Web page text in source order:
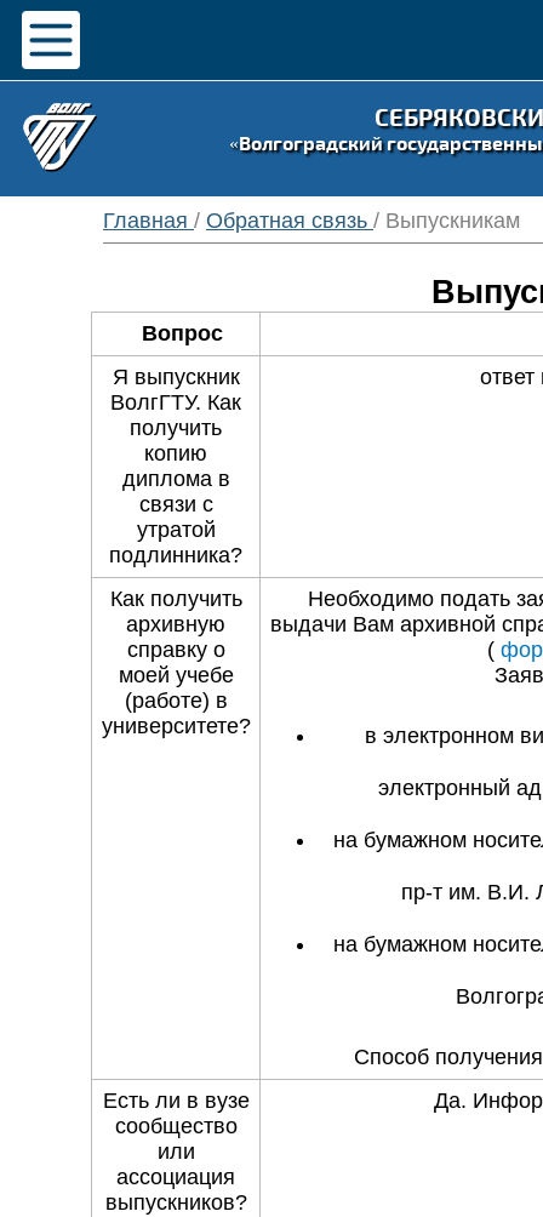
«Волгоградский
Главная/ Обратная связь/ Выпускникам
Вопрос
Я выпускник
ВолгГТУ. Как
получить
копию
диплома в
связи с
утратой
подлинника?
ответ
Как получить
архивную
справку о
моей учебе
(работе) в
университете?
Необходимо подать
выдачи Вам архивной
(
в электронном
электронный
на бумажном
пр-т им. В.И.
на бумажном
Способ
Есть ли в вузе
сообщество
или
ассоциация
выпускников?
Да.